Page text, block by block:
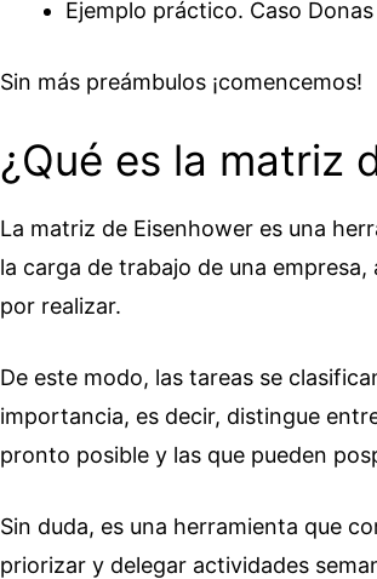
Ejemplo práctico. Caso
Sin más preámbulos ¡comencemos!
¿Qué es la matriz
La matriz de Eisenhower es una
la carga de trabajo de una
por realizar.
De este modo, las tareas se
importancia, es decir, distingue
pronto posible y las que pueden
Sin duda, es una herramienta que
priorizar y delegar actividades